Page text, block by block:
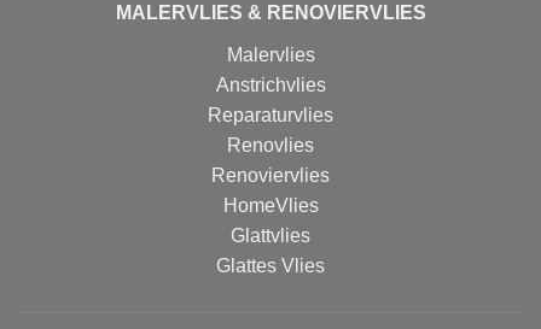
MALERVLIES & RENOVIERVLIES
Malervlies
Anstrichvlies
Reparaturvlies
Renovlies
Renoviervlies
HomeVlies
Glattvlies
Glattes Vlies